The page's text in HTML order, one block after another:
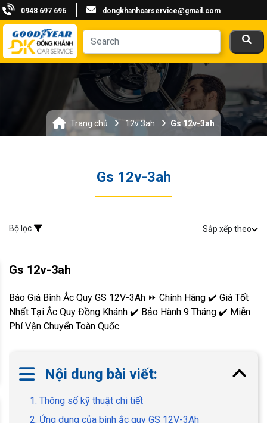
0948 697 696 dongkhanhcarservice@gmail.com
Trang chủ 12v 3ah Gs 12v-3ah
Gs 12v-3ah
Bộ lọc Sắp xếp theo
Gs 12v-3ah
Báo Giá Bình Ắc Quy GS 12V-3Ah ⏩ Chính Hãng ✔️ Giá Tốt
Nhất Tại Ắc Quy Đồng Khánh ✔️ Bảo Hành 9 Tháng ✔️ Miễn
Phí Vận Chuyển Toàn Quốc
Nội dung bài viết:
1. Thông số kỹ thuật chi tiết
2. Ứng dụng của bình ắc quy GS 12V-3Ah